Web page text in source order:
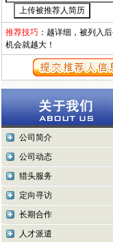
推荐技巧：越详细，被列入
机会就越大！
公司简介
公司动态
猎头服务
定向寻访
长期合作
人才派遣